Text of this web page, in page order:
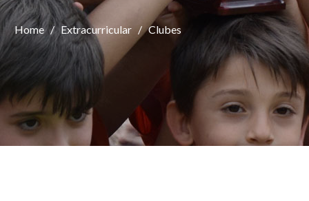
Home/Extracurricular/Clubes